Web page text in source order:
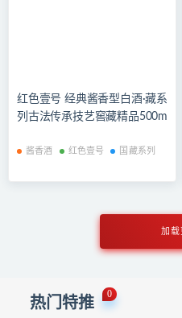
红色壹号 经典酱香型白酒·藏系
列古法传承技艺窖藏精品500m
酱香酒 红色壹号 国藏系列
加载
热门特推
0